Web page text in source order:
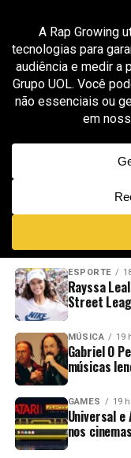
All posts
MÚSICA
ESPORTE
Rayssa
Street
MÚSICA 19
Gabriel O
músicas
GAMES 19
Universal
nos